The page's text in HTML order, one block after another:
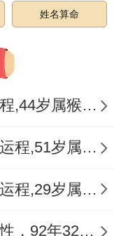
艺术展等美
达79%；
！
~属蛇人的健
通事故概率
姓名算命
1980属猴女2024年运势及运程,44岁属猴人2024全年每月运势女性如何
1973年属牛女2024年运势及运程,51岁属牛人2024全年每月运势女性如何
1995年属猪女2024年运势及运程,29岁属猪人2024全年每月运势女性如何
1992年属猴人2024年运势男性，92年32岁属猴男2024年每月运程怎么样